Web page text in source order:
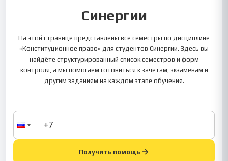
Синергии
На этой странице представлены все семестры по дисциплине
«Конституционное право» для студентов Синергии. Здесь вы
найдёте структурированный список семестров и форм
контроля, а мы помогаем готовиться к зачётам, экзаменам и
другим заданиям на каждом этапе обучения.
Получить помощь